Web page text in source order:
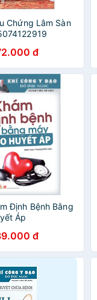
Chứng Lâm Sàn
đ
Định Bệnh Bằng
Áp
đ